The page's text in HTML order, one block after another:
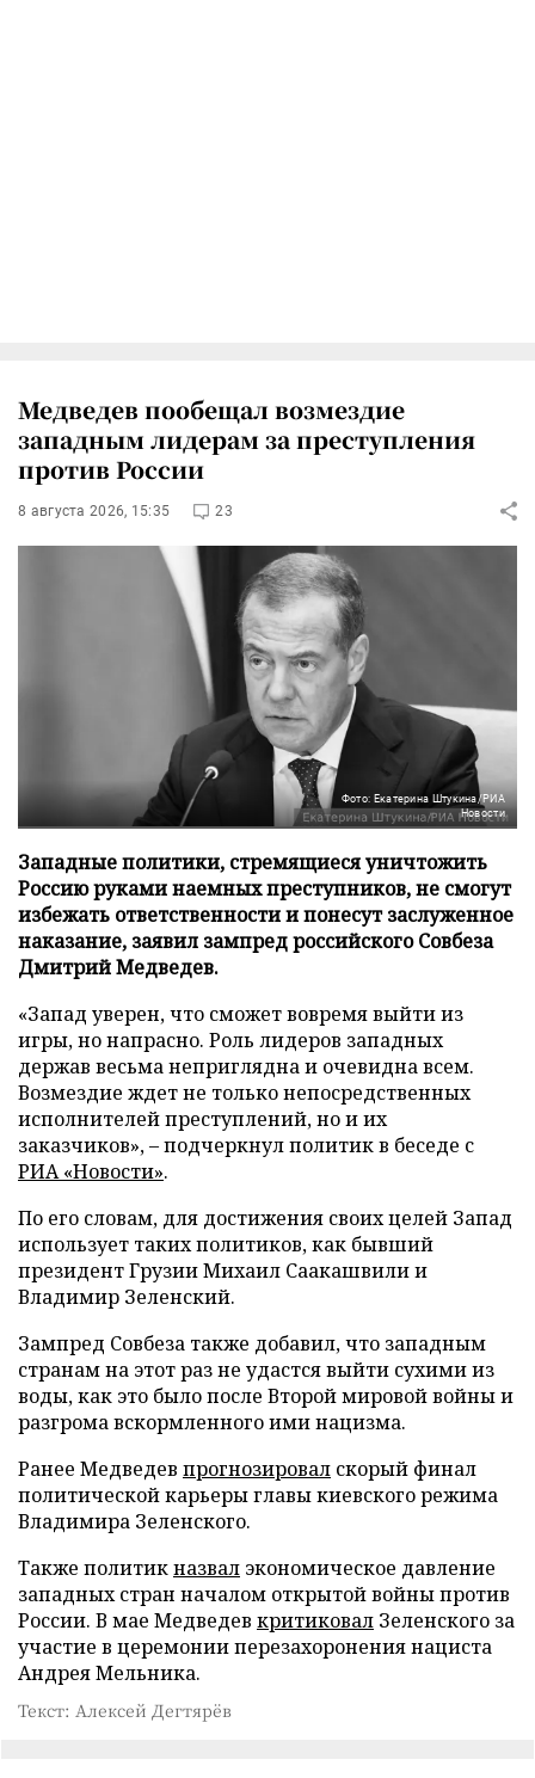
Медведев пообещал возмездие
западным лидерам за преступления
против России
8 августа 2026, 15:35 23
Фото: Екатерина Штукина/РИА
Новости
Западные политики, стремящиеся уничтожить
Россию руками наемных преступников, не смогут
избежать ответственности и понесут заслуженное
наказание, заявил зампред российского Совбеза
Дмитрий Медведев.
«Запад уверен, что сможет вовремя выйти из
игры, но напрасно. Роль лидеров западных
держав весьма неприглядна и очевидна всем.
Возмездие ждет не только непосредственных
исполнителей преступлений, но и их
заказчиков», – подчеркнул политик в беседе с
РИА «Новости».
По его словам, для достижения своих целей Запад
использует таких политиков, как бывший
президент Грузии Михаил Саакашвили и
Владимир Зеленский.
Зампред Совбеза также добавил, что западным
странам на этот раз не удастся выйти сухими из
воды, как это было после Второй мировой войны и
разгрома вскормленного ими нацизма.
Ранее Медведев прогнозировал скорый финал
политической карьеры главы киевского режима
Владимира Зеленского.
Также политикназвал экономическое давление
западных стран началом открытой войны против
России. В мае Медведев критиковал Зеленского за
участие в церемонии перезахоронения нациста
Андрея Мельника.
Текст: Алексей Дегтярёв